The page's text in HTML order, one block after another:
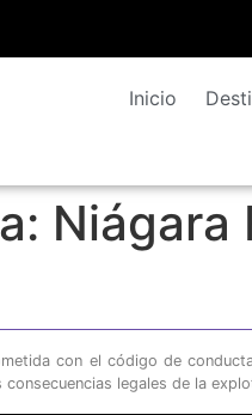
Inicio
Niágara
con el código de
consecuencias legales de la